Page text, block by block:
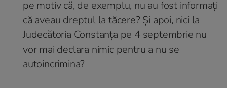
pe motiv că, de exemplu, nu au fost informați
că aveau dreptul la tăcere? Și apoi, nici la
Judecătoria Constanța pe 4 septembrie nu
vor mai declara nimic pentru a nu se
autoincrimina?